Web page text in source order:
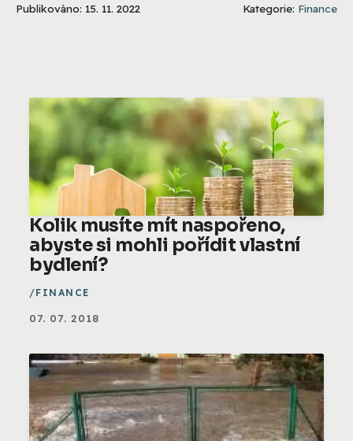
Publikováno: 15. 11. 2022 Kategorie: Finance
Kolik musíte mít naspořeno,
abyste si mohli pořídit vlastní
bydlení?
FINANCE
07. 07. 2018